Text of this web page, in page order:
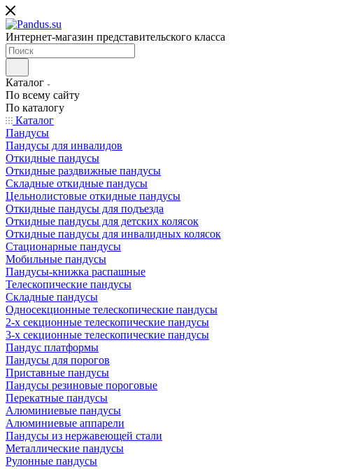
Интернет-магазин представительского класса
Каталог
По всему сайту
По каталогу
Каталог
Пандусы
Пандусы для инвалидов
Откидные пандусы
Откидные раздвижные пандусы
Складные откидные пандусы
Цельнолистовые откидные пандусы
Откидные пандусы для подъезда
Откидные пандусы для детских колясок
Откидные пандусы для инвалидных колясок
Стационарные пандусы
Мобильные пандусы
Пандусы-книжка распашные
Телескопические пандусы
Складные пандусы
Односекционные телескопические пандусы
2-х секционные телескопические пандусы
3-х секционные телескопические пандусы
Пандус платформы
Пандусы для порогов
Приставные пандусы
Пандусы резиновые пороговые
Перекатные пандусы
Алюминиевые пандусы
Алюминиевые аппарели
Пандусы из нержавеющей стали
Металлические пандусы
Рулонные пандусы